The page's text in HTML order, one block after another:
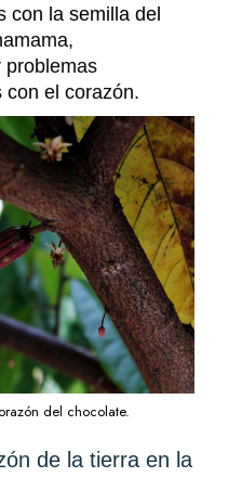
con la semilla del
problemas
con el corazón.
del chocolate.
de la tierra en la